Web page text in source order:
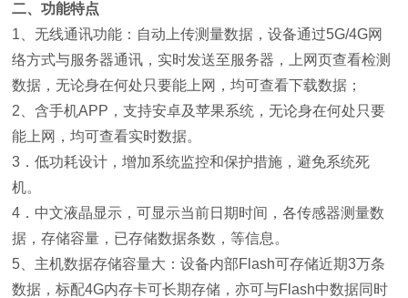
二、功能特点
1、无线通讯功能：自动上传测量数据，设备通过5G/4G网
络方式与服务器通讯，实时发送至服务器，上网页查看检测
数据，无论身在何处只要能上网，均可查看下载数据；
2、含手机APP，支持安卓及苹果系统，无论身在何处只要
能上网，均可查看实时数据。
3．低功耗设计，增加系统监控和保护措施，避免系统死
机。
4．中文液晶显示，可显示当前日期时间，各传感器测量数
据，存储容量，已存储数据条数，等信息。
5、主机数据存储容量大：设备内部Flash可存储近期3万条
数据，标配4G内存卡可长期存储，亦可与Flash中数据同时